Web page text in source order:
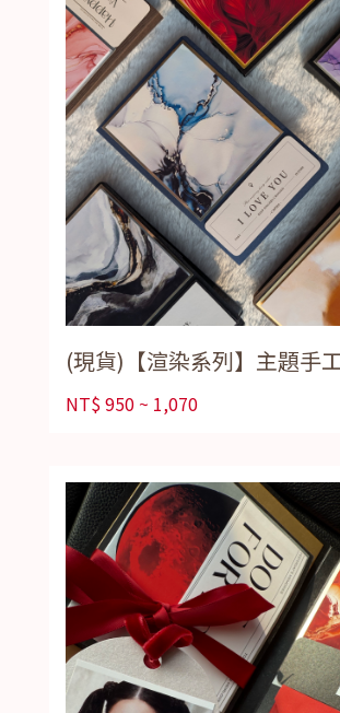
(現貨)【渲染系列】主題手
NT$950 ~ 1,070